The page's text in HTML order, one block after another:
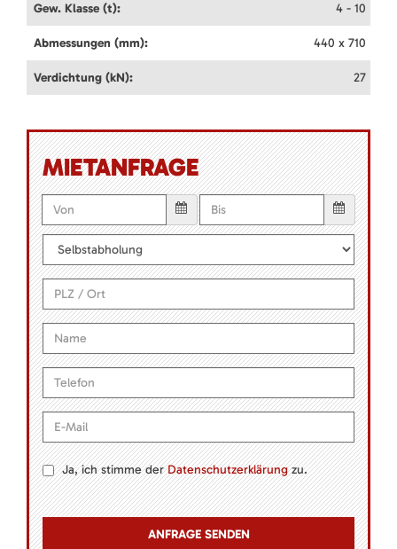
Gew. Klasse (t): 4 - 10
Abmessungen (mm): 440 x 710
Verdichtung (kN): 27
MIETANFRAGE
Ja, ich stimme derDatenschutzerklärungzu.